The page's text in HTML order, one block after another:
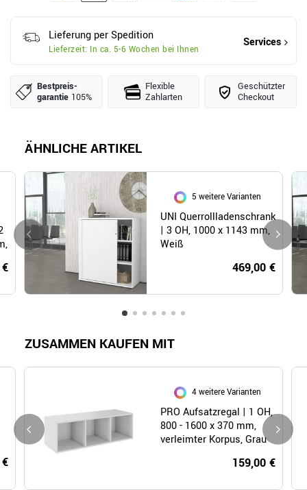
Lieferung per Spedition
Lieferzeit: In ca. 5-6 Wochen bei Ihnen
Services
Bestpreis­
garantie 105%
Flexible
Zahlarten
Geschützter
Checkout
ÄHNLICHE ARTIKEL
5 weitere Varianten
UNI Querrollladenschrank
| 3 OH, 1000 x 1143 mm,
Weiß
469,00 €
ZUSAMMEN KAUFEN MIT
4 weitere Varianten
PRO Aufsatzregal | 1 OH,
800 - 1600 x 370 mm,
verleimter Korpus, Grau
159,00 €